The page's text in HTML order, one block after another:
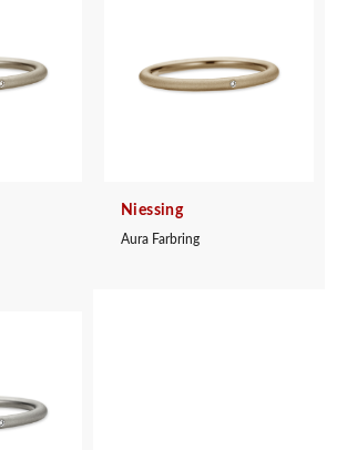
Niessing
Aura Farbring